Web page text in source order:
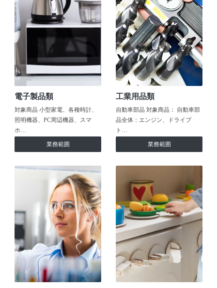
電子製品類
対象商品 小型家電、各種時計、
照明機器、PC周辺機器、スマ
ホ…
業務範囲
工業用品類
自動車部品 対象商品： 自動車部
品全体：エンジン、ドライブ
ト…
業務範囲